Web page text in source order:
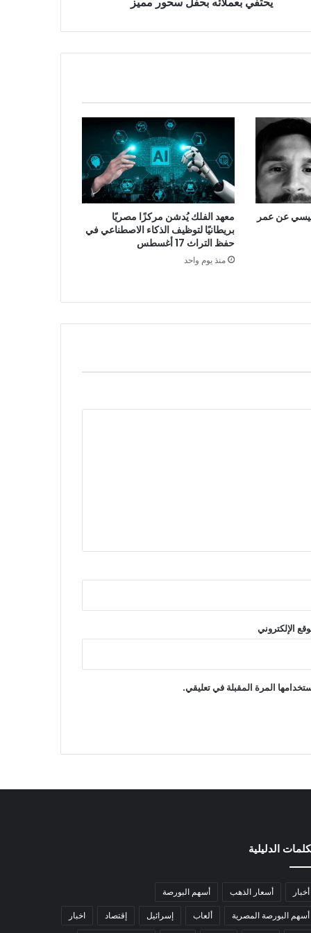
ميسي عن عمر
معهد الفلك يُدشن مركزًا مصريًا
بريطانيًا لتوظيف الذكاء الاصطناعي في
حفظ التراث 17 أغسطس
منذ يوم واحد
الإلكتروني
المرة المقبلة في تعليقي.
الدليلية
أخبار أسعار الذهب أسهم البورصة
أسهم البورصة المصرية ألعاب إسرائيل إقتصاد اخبار